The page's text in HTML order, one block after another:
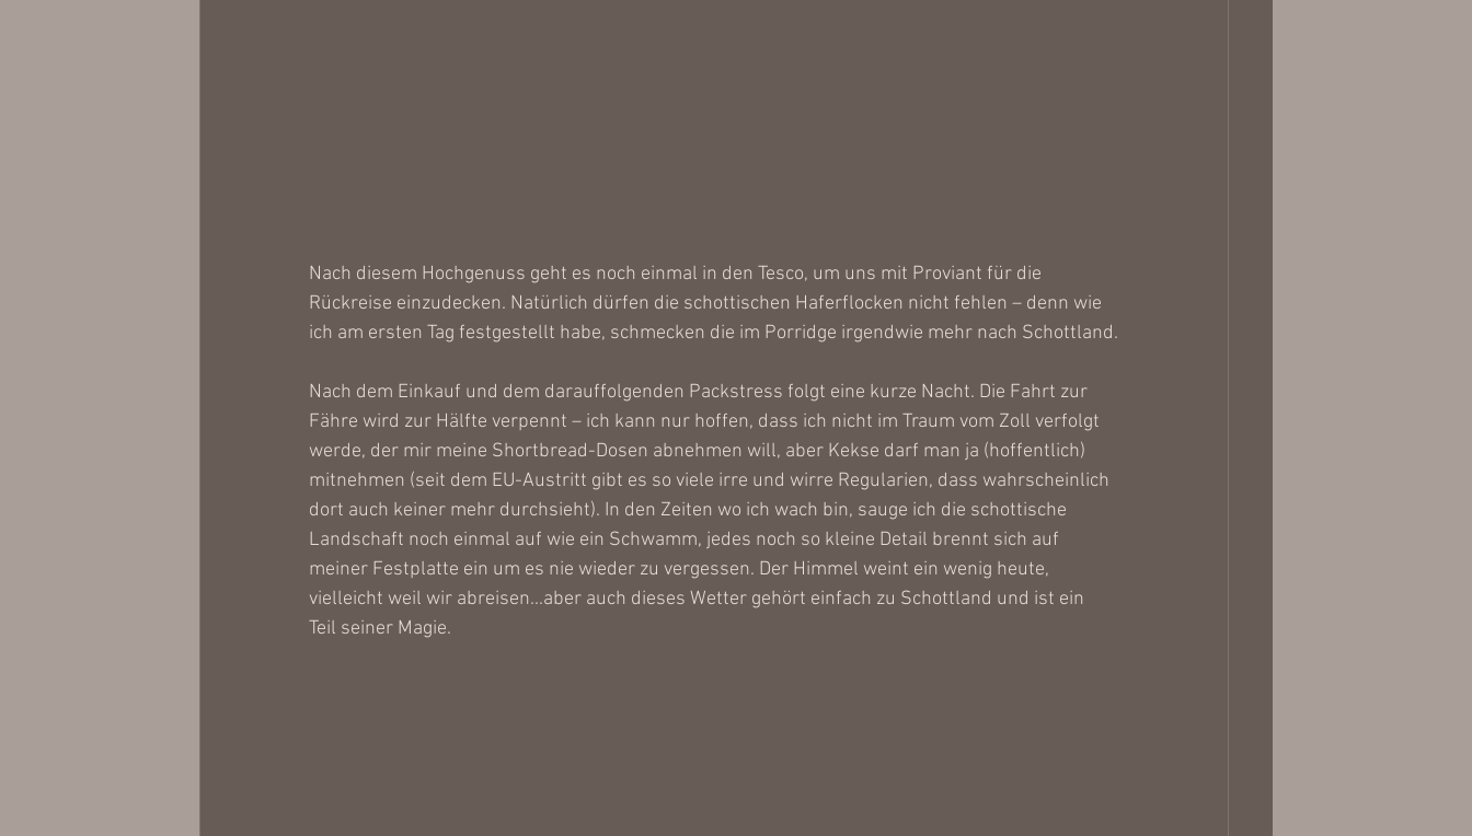
Nach diesem Hochgenuss geht es noch einmal in den Tesco, um uns mit Proviant für die
Rückreise einzudecken. Natürlich dürfen die schottischen Haferflocken nicht fehlen – denn wie
ich am ersten Tag festgestellt habe, schmecken die im Porridge irgendwie mehr nach Schottland.
Nach dem Einkauf und dem darauffolgenden Packstress folgt eine kurze Nacht. Die Fahrt zur
Fähre wird zur Hälfte verpennt – ich kann nur hoffen, dass ich nicht im Traum vom Zoll verfolgt
werde, der mir meine Shortbread-Dosen abnehmen will, aber Kekse darf man ja (hoffentlich)
mitnehmen (seit dem EU-Austritt gibt es so viele irre und wirre Regularien, dass wahrscheinlich
dort auch keiner mehr durchsieht). In den Zeiten wo ich wach bin, sauge ich die schottische
Landschaft noch einmal auf wie ein Schwamm, jedes noch so kleine Detail brennt sich auf
meiner Festplatte ein um es nie wieder zu vergessen. Der Himmel weint ein wenig heute,
vielleicht weil wir abreisen...aber auch dieses Wetter gehört einfach zu Schottland und ist ein
Teil seiner Magie.